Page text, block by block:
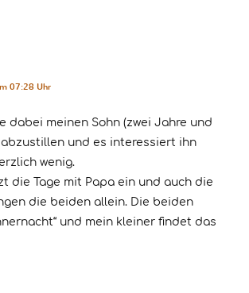
07:28 Uhr
dabei meinen Sohn (zwei Jahre und
und es interessiert ihn
wenig.
die Tage mit Papa ein und auch die
die beiden allein. Die beiden
und mein kleiner findet das